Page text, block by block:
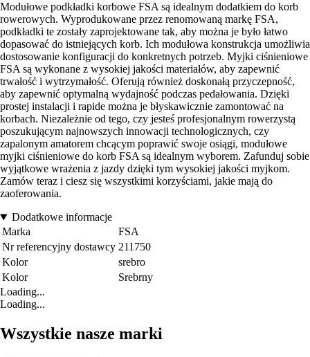
Modułowe podkładki korbowe FSA są idealnym dodatkiem do korb
rowerowych. Wyprodukowane przez renomowaną markę FSA,
podkładki te zostały zaprojektowane tak, aby można je było łatwo
dopasować do istniejących korb. Ich modułowa konstrukcja umożliwia
dostosowanie konfiguracji do konkretnych potrzeb. Myjki ciśnieniowe
FSA są wykonane z wysokiej jakości materiałów, aby zapewnić
trwałość i wytrzymałość. Oferują również doskonałą przyczepność,
aby zapewnić optymalną wydajność podczas pedałowania. Dzięki
prostej instalacji i rapide można je błyskawicznie zamontować na
korbach. Niezależnie od tego, czy jesteś profesjonalnym rowerzystą
poszukującym najnowszych innowacji technologicznych, czy
zapalonym amatorem chcącym poprawić swoje osiągi, modułowe
myjki ciśnieniowe do korb FSA są idealnym wyborem. Zafunduj sobie
wyjątkowe wrażenia z jazdy dzięki tym wysokiej jakości myjkom.
Zamów teraz i ciesz się wszystkimi korzyściami, jakie mają do
zaoferowania.
Dodatkowe informacje
Marka
FSA
Nr referencyjny dostawcy 211750
Kolor
srebro
Kolor
Srebrny
Loading...
Loading...
Wszystkie nasze marki